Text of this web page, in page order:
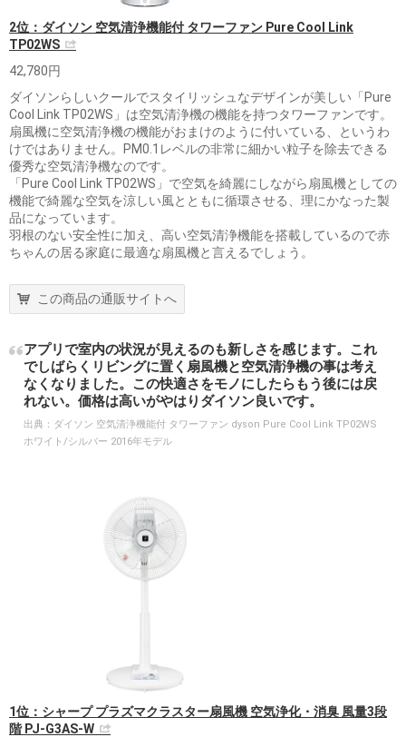
2位：ダイソン 空気清浄機能付 タワーファン Pure Cool Link
TP02WS
42,780円
ダイソンらしいクールでスタイリッシュなデザインが美しい「Pure
Cool Link TP02WS」は空気清浄機の機能を持つタワーファンです。
扇風機に空気清浄機の機能がおまけのように付いている、というわ
けではありません。PM0.1レベルの非常に細かい粒子を除去できる
優秀な空気清浄機なのです。
「Pure Cool Link TP02WS」で空気を綺麗にしながら扇風機としての
機能で綺麗な空気を涼しい風とともに循環させる、理にかなった製
品になっています。
羽根のない安全性に加え、高い空気清浄機能を搭載しているので赤
ちゃんの居る家庭に最適な扇風機と言えるでしょう。
この商品の通販サイトへ
アプリで室内の状況が見えるのも新しさを感じます。これ
でしばらくリビングに置く扇風機と空気清浄機の事は考え
なくなりました。この快適さをモノにしたらもう後には戻
れない。価格は高いがやはりダイソン良いです。
出典： ダイソン 空気清浄機能付 タワーファン dyson Pure Cool Link TP02WS
ホワイト/シルバー 2016年モデル
1位：シャープ プラズマクラスター扇風機 空気浄化・消臭 風量3段
階 PJ-G3AS-W